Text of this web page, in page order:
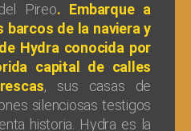
Pireo. Embarque a
barcos de la naviera y
Hydra conocida por
capital de calles
, sus casas de
silenciosas testigos
historia. Hydra es la